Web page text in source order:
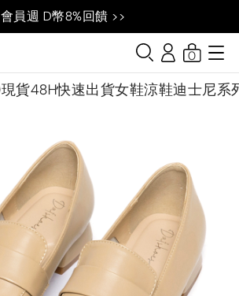
會員週 D幣8%回饋 >>
現貨48H快速出貨女鞋涼鞋迪士尼系
0